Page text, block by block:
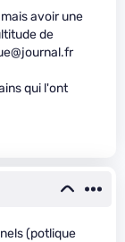
avoir une
de
qui l'ont
(potlique